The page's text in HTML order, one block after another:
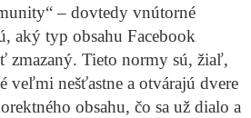
– dovtedy vnútorné
aký typ obsahu Facebook
zmazaný. Tieto normy sú, žiaľ,
veľmi nešťastne a otvárajú dvere
obsahu, čo sa už dialo a